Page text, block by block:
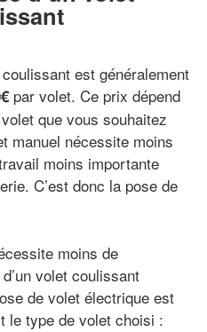
est généralement
par volet. Ce prix dépend
que vous souhaitez
manuel nécessite moins
moins importante
C’est donc la pose de
moins de
volet coulissant
de volet électrique est
le type de volet choisi :